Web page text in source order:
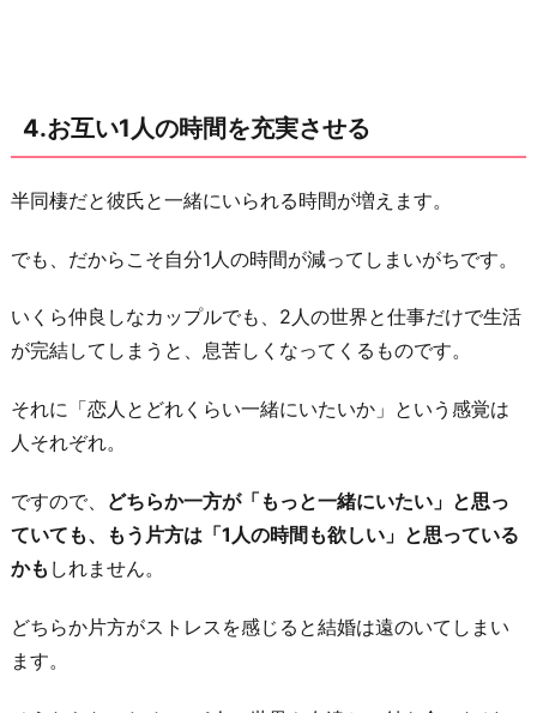
4.お互い1人の時間を充実させる
半同棲だと彼氏と一緒にいられる時間が増えます。
でも、だからこそ自分1人の時間が減ってしまいがちです。
いくら仲良しなカップルでも、2人の世界と仕事だけで生活
が完結してしまうと、息苦しくなってくるものです。
それに「恋人とどれくらい一緒にいたいか」という感覚は
人それぞれ。
ですので、 どちらか一方が「もっと一緒にいたい」と思っ
ていても、もう片方は「1人の時間も欲しい」と思っている
かも しれません。
どちらか片方がストレスを感じると結婚は遠のいてしまい
ます。